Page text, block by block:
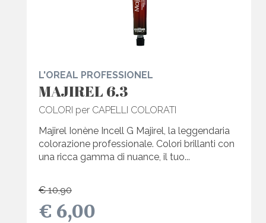
L'OREAL PROFESSIONEL
MAJIREL 6.3
COLORI per CAPELLI COLORATI
Majirel Ionène Incell G Majirel, la leggendaria
colorazione professionale. Colori brillanti con
una ricca gamma di nuance, il tuo...
€ 10,90
€ 6,00